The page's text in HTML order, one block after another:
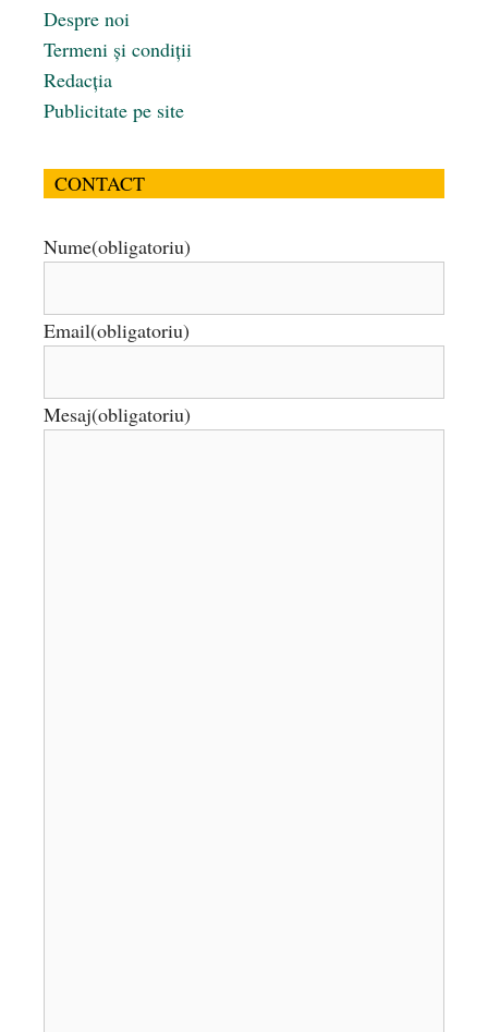
Despre noi
Termeni și condiții
Redacția
Publicitate pe site
CONTACT
Nume(obligatoriu)
Email(obligatoriu)
Mesaj(obligatoriu)